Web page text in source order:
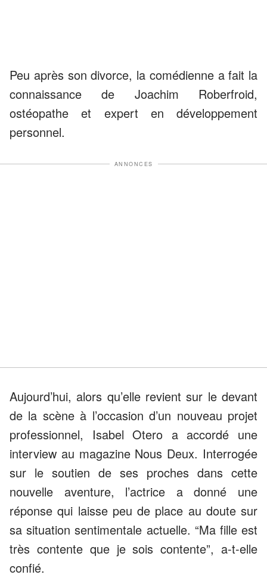
Peu après son divorce, la comédienne a fait la
connaissance de Joachim Roberfroid,
ostéopathe et expert en développement
personnel.
ANNONCES
Aujourd’hui, alors qu’elle revient sur le devant
de la scène à l’occasion d’un nouveau projet
professionnel, Isabel Otero a accordé une
interview au magazine Nous Deux. Interrogée
sur le soutien de ses proches dans cette
nouvelle aventure, l’actrice a donné une
réponse qui laisse peu de place au doute sur
sa situation sentimentale actuelle. “Ma fille est
très contente que je sois contente”, a-t-elle
confié.